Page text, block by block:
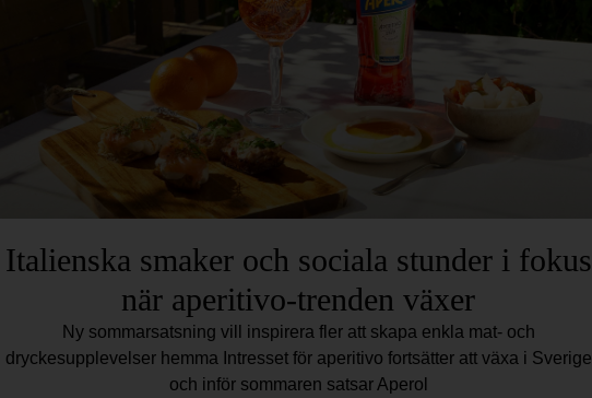
Italienska smaker och sociala stunder i fokus
när aperitivo-trenden växer
Ny sommarsatsning vill inspirera fler att skapa enkla mat- och
dryckesupplevelser hemma Intresset för aperitivo fortsätter att växa i Sverige
och inför sommaren satsar Aperol